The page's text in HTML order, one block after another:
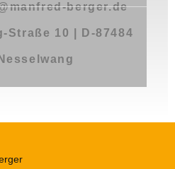
berger.de
Straße 10 | D-87484
Nesselwang